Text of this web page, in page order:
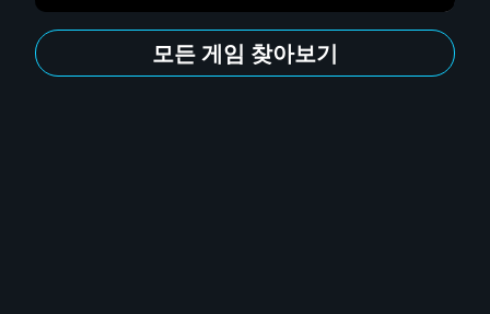
모든 게임 찾아보기